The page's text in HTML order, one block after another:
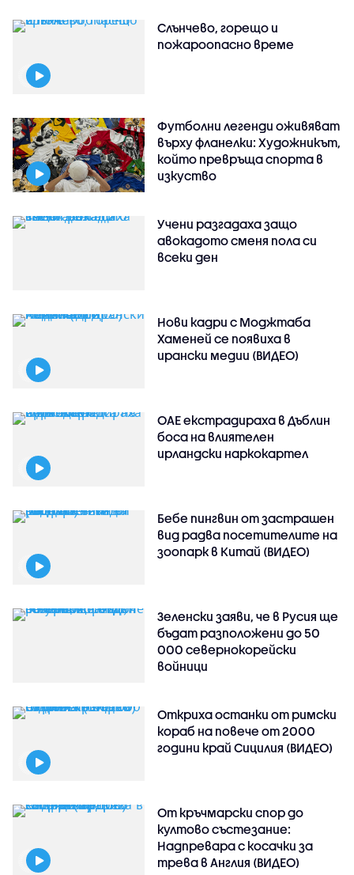
Слънчево, горещо и
пожароопасно време
Футболни легенди оживяват
върху фланелки: Художникът,
който превръща спорта в
изкуство
Учени разгадаха защо
авокадото сменя пола си
всеки ден
Нови кадри с Моджтаба
Хаменей се появиха в
ирански медии (ВИДЕО)
ОАЕ екстрадираха в Дъблин
боса на влиятелен
ирландски наркокартел
Бебе пингвин от застрашен
вид радва посетителите на
зоопарк в Китай (ВИДЕО)
Зеленски заяви, че в Русия ще
бъдат разположени до 50
000 севернокорейски
войници
Откриха останки от римски
кораб на повече от 2000
години край Сицилия (ВИДЕО)
От кръчмарски спор до
култово състезание:
Надпревара с косачки за
трева в Англия (ВИДЕО)